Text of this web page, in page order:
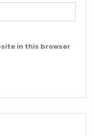
in this browser